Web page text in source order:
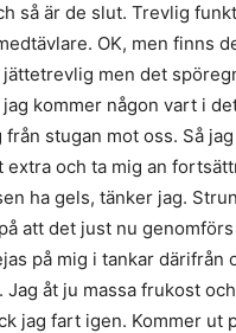
så är de slut. Trevlig
OK, men finns
men det
kommer någon vart i
stugan mot oss. Så
och ta mig an
ha gels, tänker jag.
att det just nu
på mig i tankar därifrån
åt ju massa frukost
jag fart igen. Kommer ut